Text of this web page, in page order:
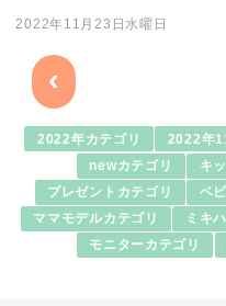
2022年11月23日水曜日
‹
2022年カテゴリ 2022年
newカテゴリ キ
プレゼントカテゴリ ベ
ママモデルカテゴリ ミキ
モニターカテゴリ